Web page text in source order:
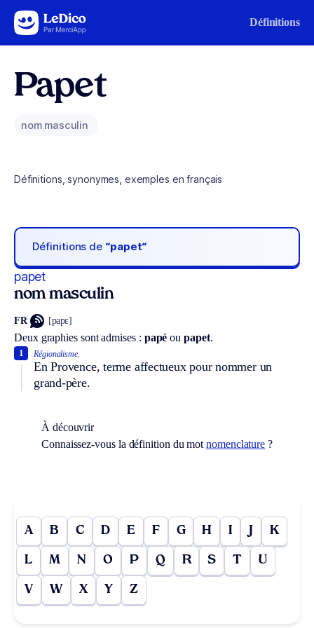
Aller au contenu Définitions
Papet
nom masculin
Définitions, synonymes, exemples en français
Définitions de “papet“
papet
nom masculin
FR [papɛ]
Deux graphies sont admises : papé oupapet.
Régionalisme.
En Provence, terme affectueux pour nommer un
grand-père.
1
À découvrir
Connaissez-vous la définition du motnomenclature ?
A B C D E F G H I J K
L M N O P Q R S T U
V W X Y Z